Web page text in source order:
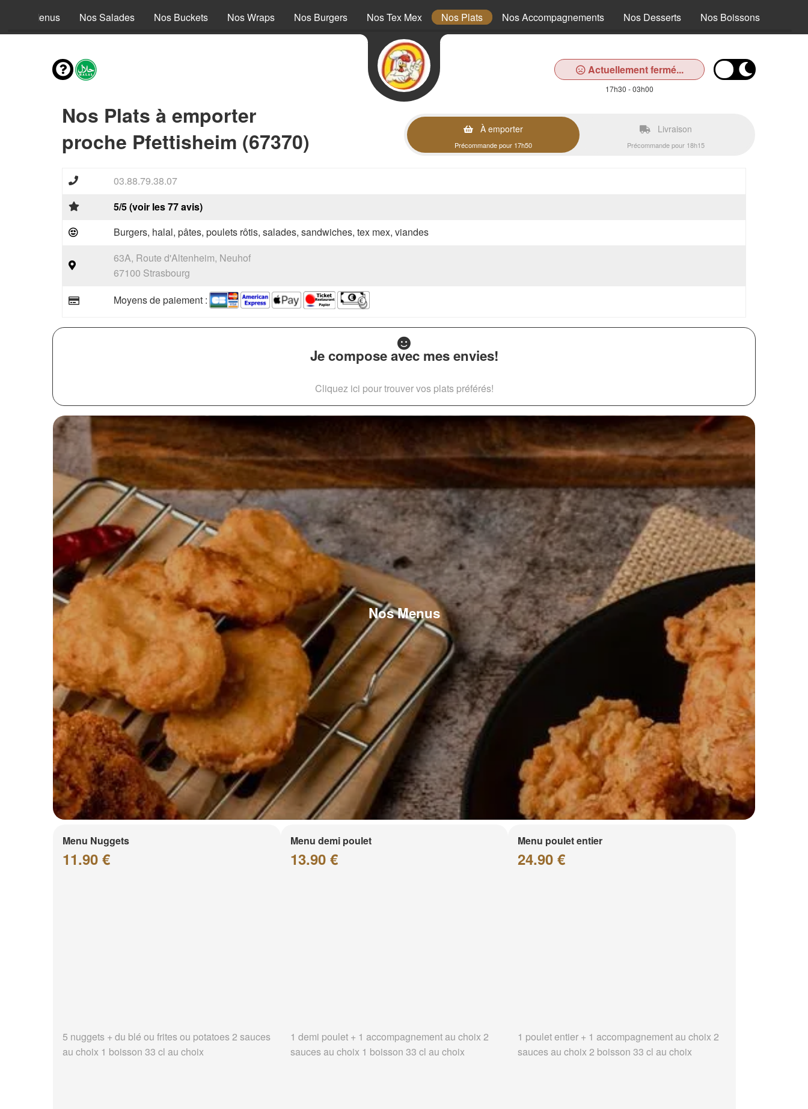
Nos Menus Nos Salades Nos Buckets Nos Wraps Nos Burgers Nos Tex Mex Nos Plats Nos Accompagnements Nos Desserts Nos Boissons
Actuellement fermé...
17h30 - 03h00
Nos Plats à emporter
proche Pfettisheim (67370)
À emporter
Précommande pour 17h50
Livraison
Précommande pour 18h15
03.88.79.38.07
5/5 (voir les 77 avis)
Burgers, halal, pâtes, poulets rôtis, salades, sandwiches, tex mex, viandes
63A, Route d'Altenheim, Neuhof
67100 Strasbourg
Moyens de paiement :
Je compose avec mes envies!
Cliquez ici pour trouver vos plats préférés!
Nos Menus
Menu Nuggets
11.90 €
5 nuggets + du blé ou frites ou potatoes 2 sauces
au choix 1 boisson 33 cl au choix
Menu demi poulet
13.90 €
1 demi poulet + 1 accompagnement au choix 2
sauces au choix 1 boisson 33 cl au choix
Menu poulet entier
24.90 €
1 poulet entier + 1 accompagnement au choix 2
sauces au choix 2 boisson 33 cl au choix